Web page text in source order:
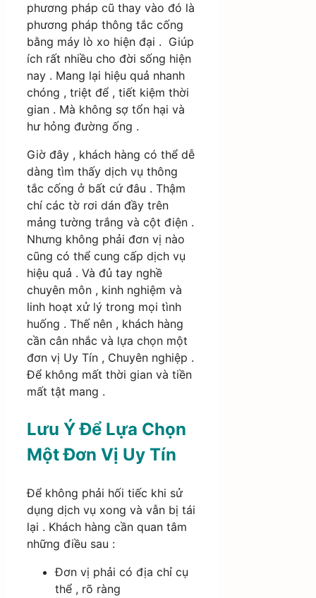
phương pháp cũ thay vào đó là
phương pháp thông tắc cống
bằng máy lò xo hiện đại . Giúp
ích rất nhiều cho đời sống hiện
nay . Mang lại hiệu quả nhanh
chóng , triệt để , tiết kiệm thời
gian . Mà không sợ tổn hại và
hư hỏng đường ống .
Giờ đây , khách hàng có thể dễ
dàng tìm thấy dịch vụ thông
tắc cống ở bất cứ đâu . Thậm
chí các tờ rơi dán đầy trên
mảng tường trắng và cột điện .
Nhưng không phải đơn vị nào
cũng có thể cung cấp dịch vụ
hiệu quả . Và đủ tay nghề
chuyên môn , kinh nghiệm và
linh hoạt xử lý trong mọi tình
huống . Thế nên , khách hàng
cần cân nhắc và lựa chọn một
đơn vị Uy Tín , Chuyên nghiệp .
Để không mất thời gian và tiền
mất tật mang .
Lưu Ý Để Lựa Chọn
Một Đơn Vị Uy Tín
Để không phải hối tiếc khi sử
dụng dịch vụ xong và vẫn bị tái
lại . Khách hàng cần quan tâm
những điều sau :
Đơn vị phải có địa chỉ cụ
thể , rõ ràng